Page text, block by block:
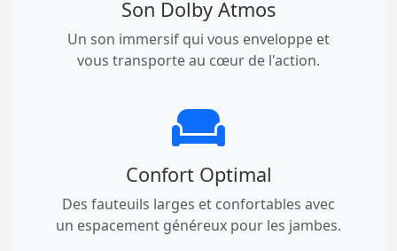
Son Dolby Atmos
Un son immersif qui vous enveloppe et
vous transporte au cœur de l'action.
Confort Optimal
Des fauteuils larges et confortables avec
un espacement généreux pour les jambes.